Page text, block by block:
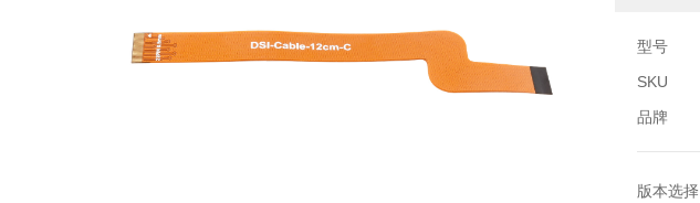
型号
SKU
品牌
版本选择